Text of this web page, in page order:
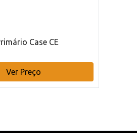
Case CE
Ver Preço